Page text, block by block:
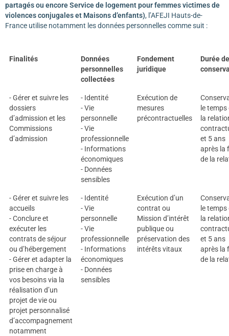
partagés ou encore Service de logement pour femmes victimes de
violences conjugales et Maisons d’enfants), l’AFEJI Hauts-de-
France utilise notamment les données personnelles comme suit :
Finalités
Données
personnelles
collectées
Fondement
juridique
Durée de
- Gérer et suivre les
dossiers
d’admission et les
Commissions
d’admission
- Identité
- Vie
personnelle
- Vie
professionnelle
- Informations
économiques
- Données
sensibles
Exécution de
mesures
précontractuelles
le temps
la
et 5 ans
après la
de la
- Gérer et suivre les
accueils
- Conclure et
exécuter les
contrats de séjour
ou d’hébergement
- Gérer et adapter la
prise en charge à
vos besoins via la
réalisation d’un
projet de vie ou
projet personnalisé
d’accompagnement
notamment
- Identité
- Vie
personnelle
- Vie
professionnelle
- Informations
économiques
- Données
sensibles
Exécution d’un
contrat ou
Mission d’intérêt
publique ou
préservation des
intérêts vitaux
le temps
la
et 5 ans
après la
de la